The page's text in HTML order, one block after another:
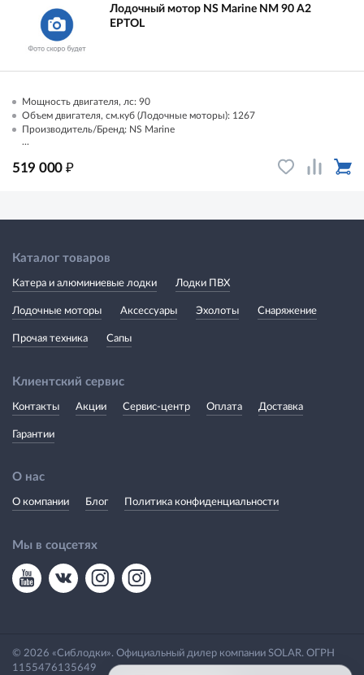
Лодочный мотор NS Marine NM 90 A2
EPTOL
Мощность двигателя, лс: 90
Объем двигателя, см.куб (Лодочные моторы): 1267
Производитель/Бренд: NS Marine
...
519 000 ₽
Каталог товаров
Катера и алюминиевые лодки Лодки ПВХ
Лодочные моторы Аксессуары Эхолоты Снаряжение
Прочая техника Сапы
Клиентский сервис
Контакты Акции Сервис-центр Оплата Доставка
Гарантии
О нас
О компании Блог Политика конфиденциальности
Мы в соцсетях
© 2026 «Сиблодки». Официальный дилер компании SOLAR. ОГРН
1155476135649